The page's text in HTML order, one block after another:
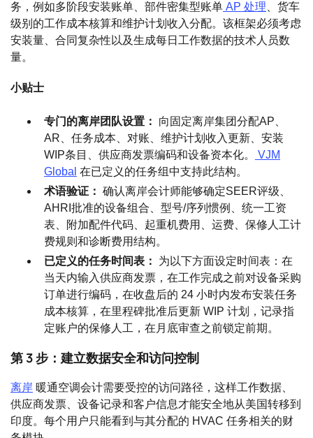
务，例如多阶段安装账单、部件密集型账单 AP 处理 、货车
级别的工作成本核算和维护计划收入分配。该框架必须考虑
安装量、合同复杂性以及生成每日工作数据的技术人员数
量。
小贴士
专门的离岸团队设置：
向固定离岸集团分配AP、
AR、任务成本、对账、维护计划收入更新、安装
WIP条目、供应商发票编码和设备资本化。
VJM
Global 在已定义的任务组中支持此结构。
术语验证： 确认离岸会计师能够确定SEER评级、
AHRI批准的设备组合、型号/序列惯例、统一工资
表、附加配件代码、起重机费用、运费、保修人工计
费规则和诊断费用结构。
已定义的任务时间表：
为以下方面设定时间表：在
当天内输入供应商发票，在工作完成之前对设备采购
订单进行编码，在收盘后的 24 小时内发布安装任务
成本核算，在里程碑批准后更新 WIP 计划，记录指
定账户的保修人工，在月底审查之前锁定前期。
第 3 步：建立数据安全和访问控制
离岸 暖通空调会计需要受控的访问路径，这样工作数据、
供应商发票、设备记录和客户信息才能安全地从美国转移到
印度。每个用户只能看到与其分配的 HVAC 任务相关的财